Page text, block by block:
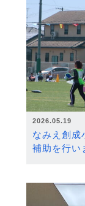
2026.05.19
なみえ創成
補助を行い